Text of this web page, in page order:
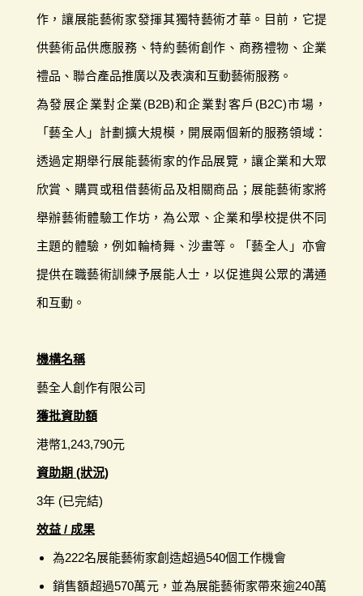
作，讓展能藝術家發揮其獨特藝術才華。目前，它提
供藝術品供應服務、特約藝術創作、商務禮物、企業
禮品、聯合產品推廣以及表演和互動藝術服務。
為發展企業對企業(B2B)和企業對客戶(B2C)市場，
「藝全人」計劃擴大規模，開展兩個新的服務領域：
透過定期舉行展能藝術家的作品展覽，讓企業和大眾
欣賞、購買或租借藝術品及相關商品；展能藝術家將
舉辦藝術體驗工作坊，為公眾、企業和學校提供不同
主題的體驗，例如輪椅舞、沙畫等。「藝全人」亦會
提供在職藝術訓練予展能人士，以促進與公眾的溝通
和互動。
機構名稱
藝全人創作有限公司
獲批資助額
港幣1,243,790元
資助期 (狀況)
3年 (已完結)
效益 / 成果
為222名展能藝術家創造超過540個工作機會
銷售額超過570萬元，並為展能藝術家帶來逾240萬